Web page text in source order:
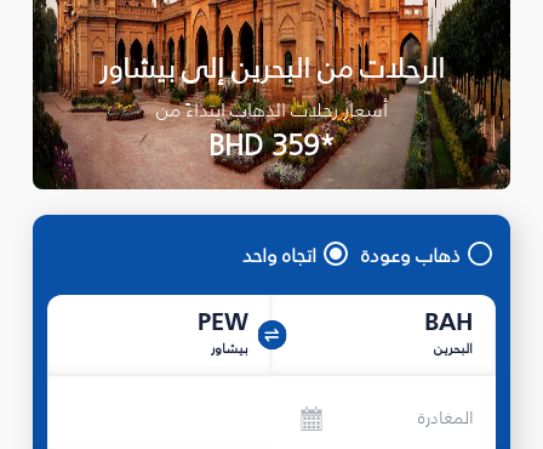
الرحلات من البحرين إلى بيشاور
أسعار رحلات الذهاب ابتداءً من
*BHD 359
ذهاب وعودة اتجاه واحد
BAH
البحرين
PEW
بيشاور
المغادرة